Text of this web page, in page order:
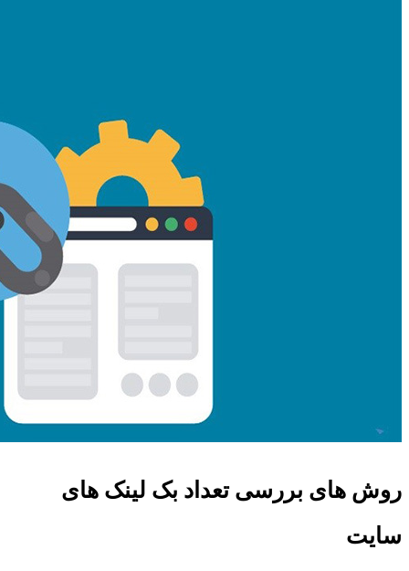
روش های بررسی تعداد بک لینک های
سایت